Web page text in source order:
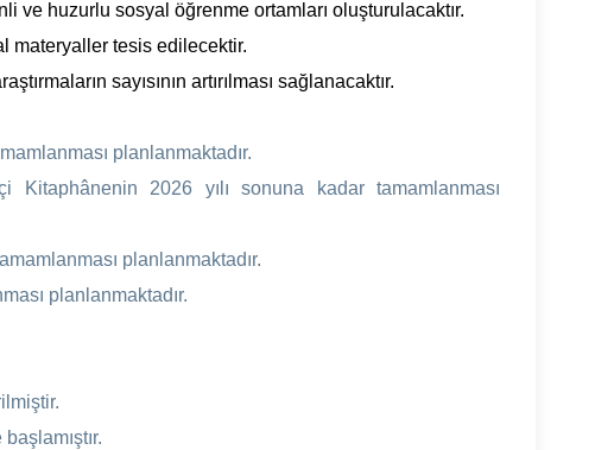
ve huzurlu sosyal öğrenme ortamları oluşturulacaktır.
materyaller tesis edilecektir.
sayısının artırılması sağlanacaktır.
planlanmaktadır.
2026 yılı sonuna kadar tamamlanması
planlanmaktadır.
planlanmaktadır.